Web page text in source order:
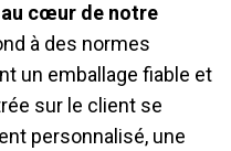
cœur de notre
à des normes
un emballage fiable et
sur le client se
personnalisé, une